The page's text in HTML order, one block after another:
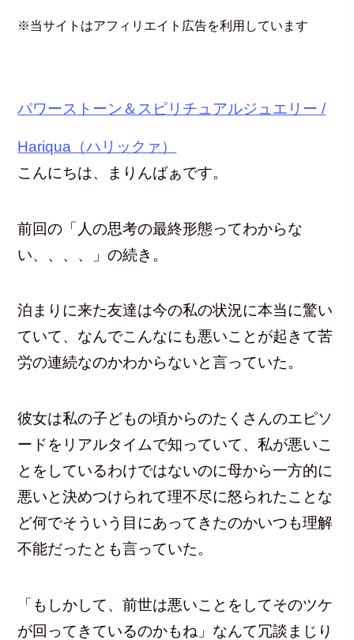
※当サイトはアフィリエイト広告を利用しています
パワーストーン＆スピリチュアルジュエリー /
Hariqua（ハリックァ）
こんにちは、まりんばぁです。
前回の「人の思考の最終形態ってわからな
い、、、、」の続き。
泊まりに来た友達は今の私の状況に本当に驚い
ていて、なんでこんなにも悪いことが起きて苦
労の連続なのかわからないと言っていた。
彼女は私の子どもの頃からのたくさんのエピソ
ードをリアルタイムで知っていて、私が悪いこ
とをしているわけではないのに母から一方的に
悪いと決めつけられて理不尽に怒られたことな
ど何でそういう目にあってきたのかいつも理解
不能だったとも言っていた。
「もしかして、前世は悪いことをしてそのツケ
が回ってきているのかもね」なんて冗談まじり